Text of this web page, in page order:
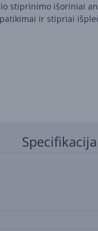
stiprinimo išoriniai
ir stipriai
Specifikacija